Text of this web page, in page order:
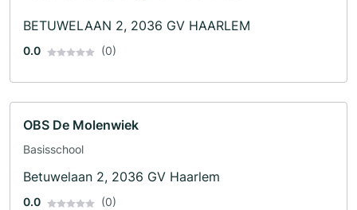
BETUWELAAN 2, 2036 GV HAARLEM
0.0 (0)
OBS De Molenwiek
Basisschool
Betuwelaan 2, 2036 GV Haarlem
0.0 (0)